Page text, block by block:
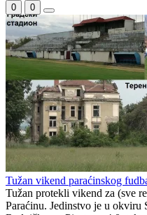
0 0
Tužan vikend paraćinskog
Tužan protekli vikend za (sve
Paraćinu. Jedinstvo je u okviru